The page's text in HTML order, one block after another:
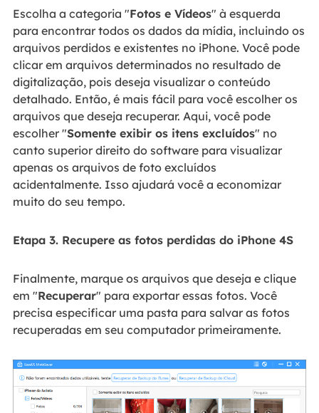
Escolha a categoria "Fotos e Vídeos" à esquerda
para encontrar todos os dados da mídia, incluindo os
arquivos perdidos e existentes no iPhone. Você pode
clicar em arquivos determinados no resultado de
digitalização, pois deseja visualizar o conteúdo
detalhado. Então, é mais fácil para você escolher os
arquivos que deseja recuperar. Aqui, você pode
escolher "Somente exibir os itens excluídos" no
canto superior direito do software para visualizar
apenas os arquivos de foto excluídos
acidentalmente. Isso ajudará você a economizar
muito do seu tempo.
Etapa 3. Recupere as fotos perdidas do iPhone 4S
Finalmente, marque os arquivos que deseja e clique
em "Recuperar" para exportar essas fotos. Você
precisa especificar uma pasta para salvar as fotos
recuperadas em seu computador primeiramente.